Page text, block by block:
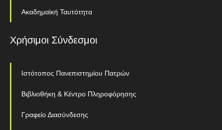
Ακαδημαϊκή Ταυτότητα
Χρήσιμοι Σύνδεσμοι
Ιστότοπος Πανεπιστημίου Πατρών
Βιβλιοθήκη & Κέντρο Πληροφόρησης
Γραφείο Διασύνδεσης